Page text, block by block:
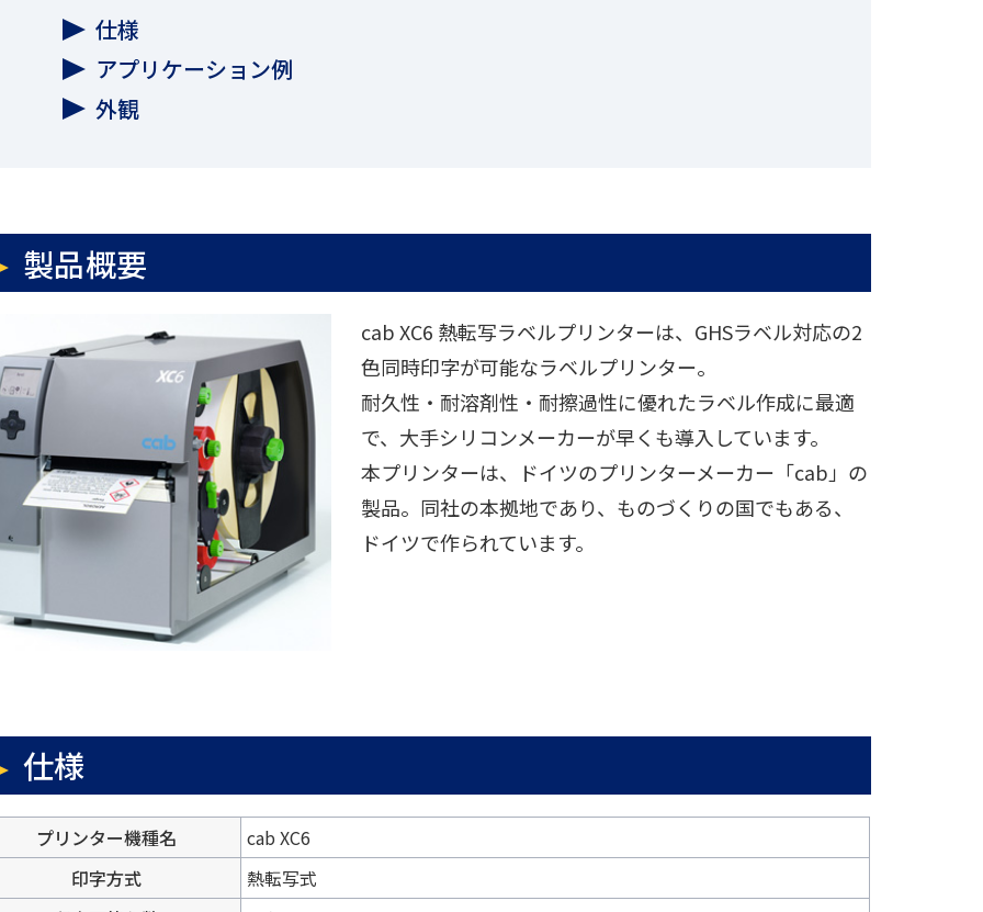
仕様
アプリケーション例
外観
製品概要
cab XC6 熱転写ラベルプリンターは、GHSラベル対応の2
色同時印字が可能なラベルプリンター。
耐久性・耐溶剤性・耐擦過性に優れたラベル作成に最適
で、大手シリコンメーカーが早くも導入しています。
本プリンターは、ドイツのプリンターメーカー「cab」の
製品。同社の本拠地であり、ものづくりの国でもある、
ドイツで作られています。
仕様
プリンター機種名
cab XC6
印字方式
熱転写式